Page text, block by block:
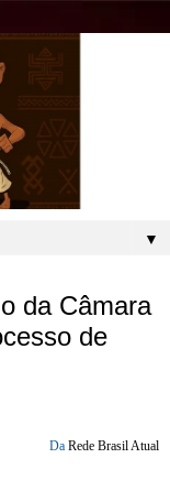
▼
da Câmara
de
Da Rede Brasil Atual